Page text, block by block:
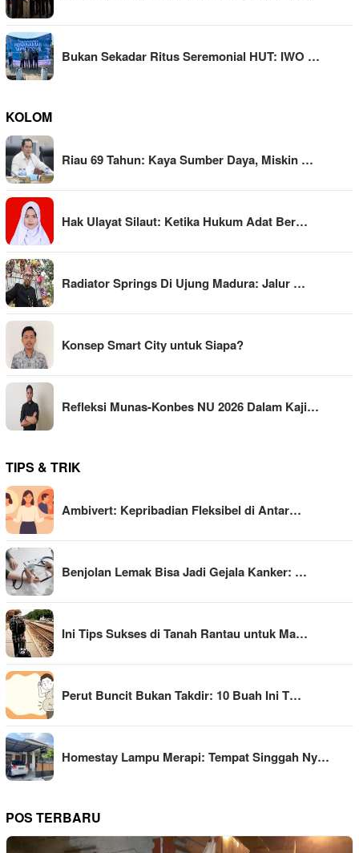
Bukan Sekadar Ritus Seremonial HUT: IWO …
KOLOM
Riau 69 Tahun: Kaya Sumber Daya, Miskin …
Hak Ulayat Silaut: Ketika Hukum Adat Ber…
Radiator Springs Di Ujung Madura: Jalur …
Konsep Smart City untuk Siapa?
Refleksi Munas-Konbes NU 2026 Dalam Kaji…
TIPS & TRIK
Ambivert: Kepribadian Fleksibel di Antar…
Benjolan Lemak Bisa Jadi Gejala Kanker: …
Ini Tips Sukses di Tanah Rantau untuk Ma…
Perut Buncit Bukan Takdir: 10 Buah Ini T…
Homestay Lampu Merapi: Tempat Singgah Ny…
POS TERBARU